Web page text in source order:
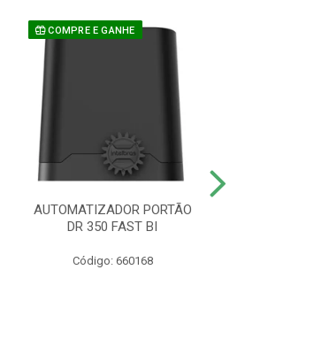
COMPRE E GANHE
AUTOMATIZADOR PORTÃO
DR 350 FAST BI
Código: 660168